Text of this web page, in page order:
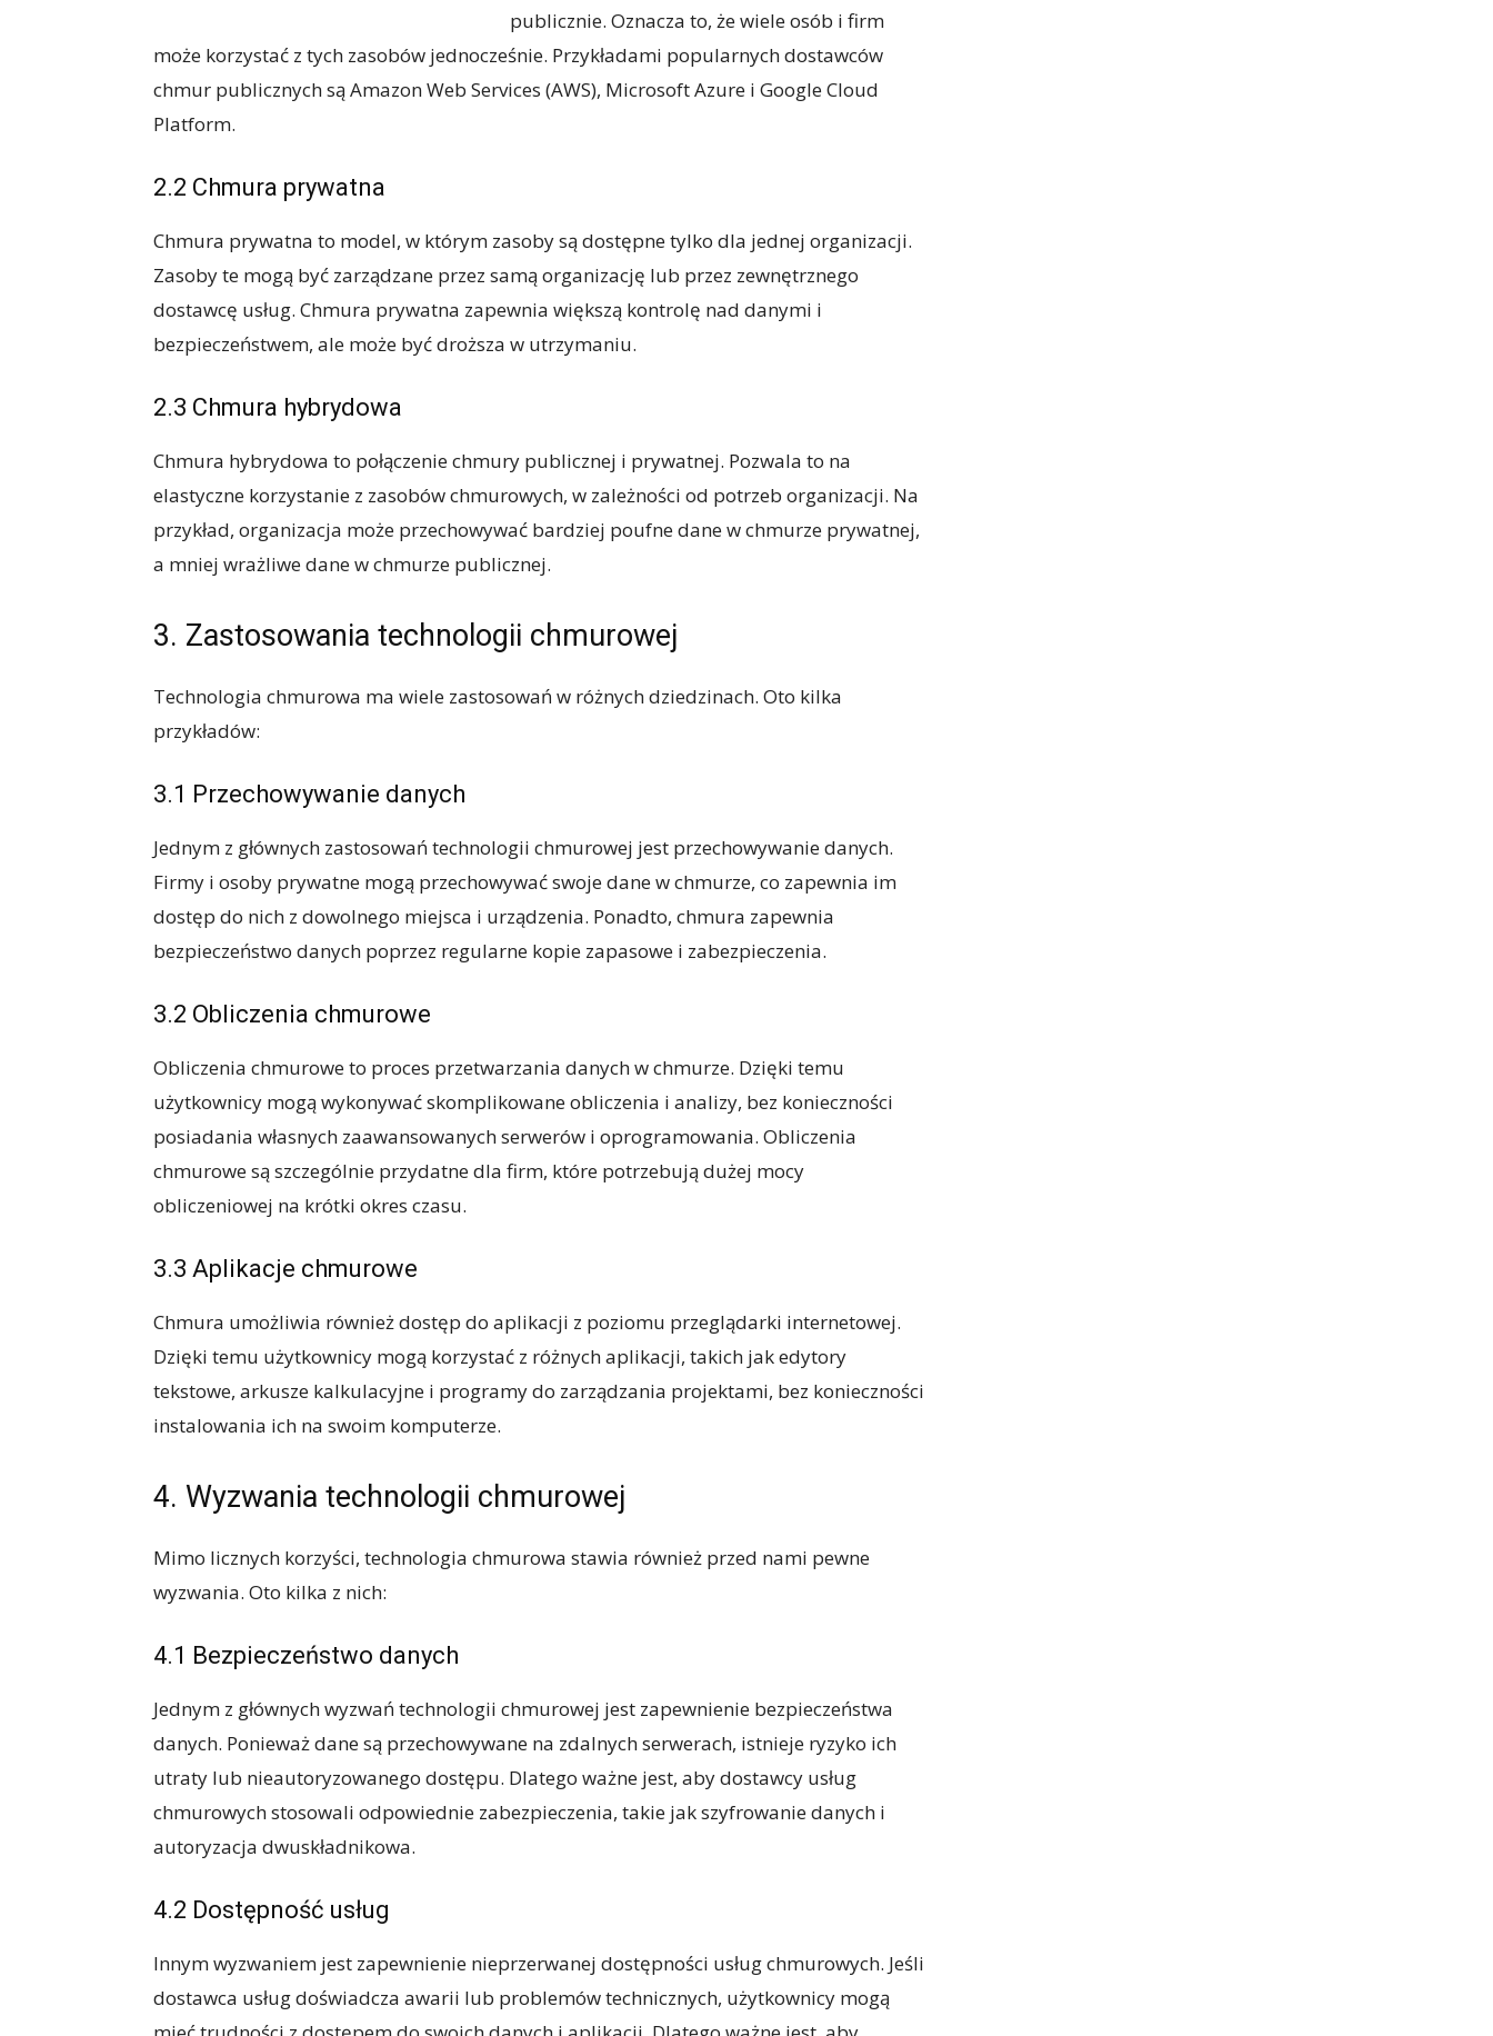
publicznie. Oznacza to, że wiele osób i firm
może korzystać z tych zasobów jednocześnie. Przykładami popularnych dostawców
chmur publicznych są Amazon Web Services (AWS), Microsoft Azure i Google Cloud
Platform.
2.2 Chmura prywatna
Chmura prywatna to model, w którym zasoby są dostępne tylko dla jednej organizacji.
Zasoby te mogą być zarządzane przez samą organizację lub przez zewnętrznego
dostawcę usług. Chmura prywatna zapewnia większą kontrolę nad danymi i
bezpieczeństwem, ale może być droższa w utrzymaniu.
2.3 Chmura hybrydowa
Chmura hybrydowa to połączenie chmury publicznej i prywatnej. Pozwala to na
elastyczne korzystanie z zasobów chmurowych, w zależności od potrzeb organizacji. Na
przykład, organizacja może przechowywać bardziej poufne dane w chmurze prywatnej,
a mniej wrażliwe dane w chmurze publicznej.
3. Zastosowania technologii chmurowej
Technologia chmurowa ma wiele zastosowań w różnych dziedzinach. Oto kilka
przykładów:
3.1 Przechowywanie danych
Jednym z głównych zastosowań technologii chmurowej jest przechowywanie danych.
Firmy i osoby prywatne mogą przechowywać swoje dane w chmurze, co zapewnia im
dostęp do nich z dowolnego miejsca i urządzenia. Ponadto, chmura zapewnia
bezpieczeństwo danych poprzez regularne kopie zapasowe i zabezpieczenia.
3.2 Obliczenia chmurowe
Obliczenia chmurowe to proces przetwarzania danych w chmurze. Dzięki temu
użytkownicy mogą wykonywać skomplikowane obliczenia i analizy, bez konieczności
posiadania własnych zaawansowanych serwerów i oprogramowania. Obliczenia
chmurowe są szczególnie przydatne dla firm, które potrzebują dużej mocy
obliczeniowej na krótki okres czasu.
3.3 Aplikacje chmurowe
Chmura umożliwia również dostęp do aplikacji z poziomu przeglądarki internetowej.
Dzięki temu użytkownicy mogą korzystać z różnych aplikacji, takich jak edytory
tekstowe, arkusze kalkulacyjne i programy do zarządzania projektami, bez konieczności
instalowania ich na swoim komputerze.
4. Wyzwania technologii chmurowej
Mimo licznych korzyści, technologia chmurowa stawia również przed nami pewne
wyzwania. Oto kilka z nich:
4.1 Bezpieczeństwo danych
Jednym z głównych wyzwań technologii chmurowej jest zapewnienie bezpieczeństwa
danych. Ponieważ dane są przechowywane na zdalnych serwerach, istnieje ryzyko ich
utraty lub nieautoryzowanego dostępu. Dlatego ważne jest, aby dostawcy usług
chmurowych stosowali odpowiednie zabezpieczenia, takie jak szyfrowanie danych i
autoryzacja dwuskładnikowa.
4.2 Dostępność usług
Innym wyzwaniem jest zapewnienie nieprzerwanej dostępności usług chmurowych. Jeśli
dostawca usług doświadcza awarii lub problemów technicznych, użytkownicy mogą